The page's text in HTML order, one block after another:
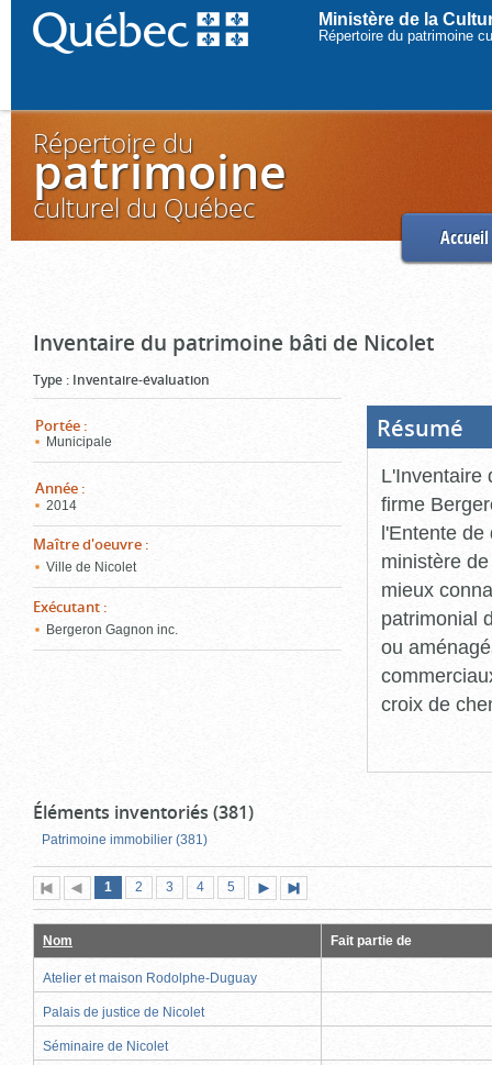
Ministère de la
Répertoire du patrimoine
Répertoire du
patrimoine
culturel du Québec
Accueil
Inventaire du patrimoine bâti de Nicolet
Type : Inventaire-évaluation
Portée :
Municipale
Année :
2014
Maître d'oeuvre :
Ville de Nicolet
Exécutant :
Bergeron Gagnon inc.
Résumé
L'Inventaire
firme
l'Entente de
ministère
mieux
patrimonial
ou
croix de
Éléments inventoriés (381)
Patrimoine immobilier (381)
Première
page
Page
précédente
Page
1 (page
actuelle)
Page
2 Page
3 Page
4 Page
5
suivante
page
Nom Fait partie de
Atelier et maison Rodolphe-Duguay
Palais de justice de Nicolet
Séminaire de Nicolet